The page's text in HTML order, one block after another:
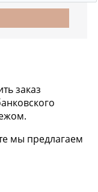
заказ
мы предлагаем